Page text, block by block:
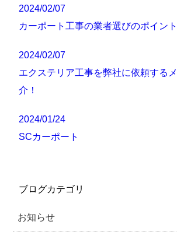
2024/02/07
カーポート工事の業者選びのポイン
2024/02/07
エクステリア工事を弊社に依頼する
介！
2024/01/24
SCカーポート
ブログカテゴリ
お知らせ